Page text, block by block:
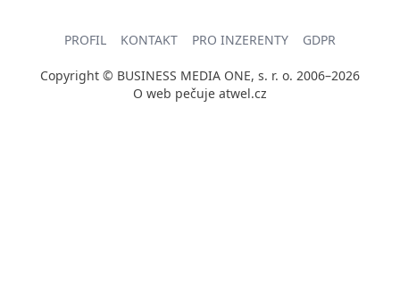
PROFIL KONTAKT PRO INZERENTY GDPR
Copyright © BUSINESS MEDIA ONE, s. r. o. 2006–2026